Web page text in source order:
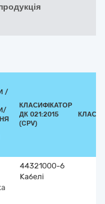
/
КЛАСИФІКАТОР
ДК 021:2015
(CPV)
44321000-6
Кабелі